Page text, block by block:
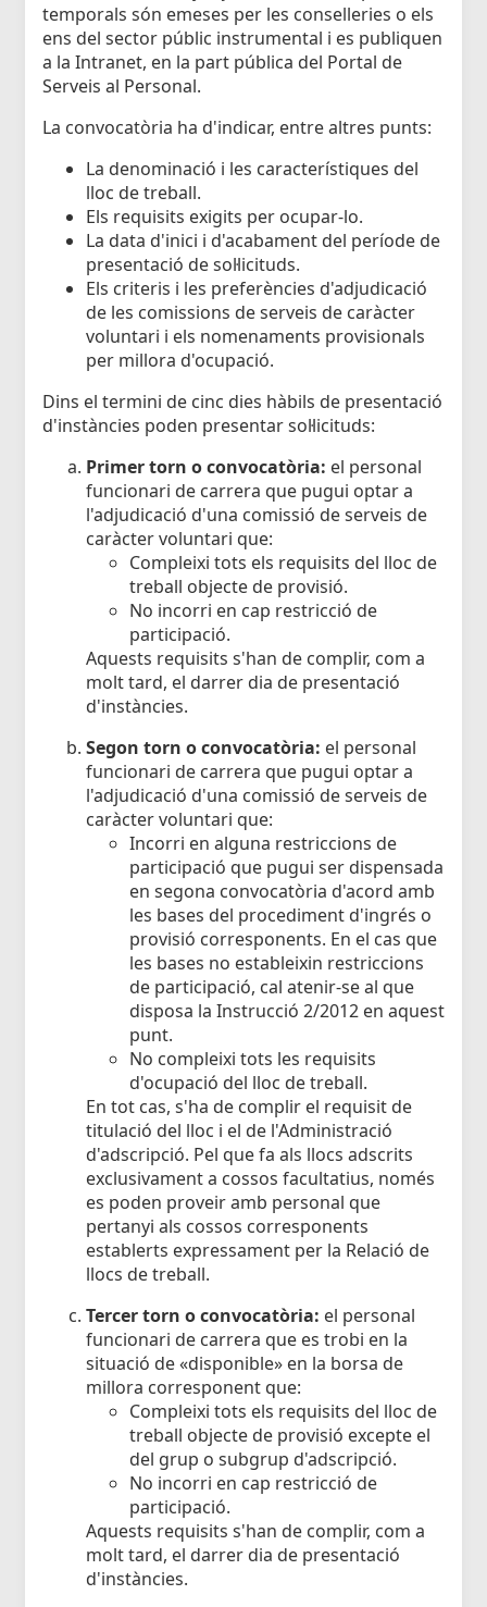
temporals són emeses per les conselleries o els
ens del sector públic instrumental i es publiquen
a la Intranet, en la part pública del Portal de
Serveis al Personal.
La convocatòria ha d'indicar, entre altres punts:
La denominació i les característiques del
lloc de treball.
Els requisits exigits per ocupar-lo.
La data d'inici i d'acabament del període de
presentació de sol·licituds.
Els criteris i les preferències d'adjudicació
de les comissions de serveis de caràcter
voluntari i els nomenaments provisionals
per millora d'ocupació.
Dins el termini de cinc dies hàbils de presentació
d'instàncies poden presentar sol·licituds:
Primer torn o convocatòria: el personal
funcionari de carrera que pugui optar a
l'adjudicació d'una comissió de serveis de
caràcter voluntari que:
Compleixi tots els requisits del lloc de
treball objecte de provisió.
No incorri en cap restricció de
participació.
Aquests requisits s'han de complir, com a
molt tard, el darrer dia de presentació
d'instàncies.
Segon torn o convocatòria: el personal
funcionari de carrera que pugui optar a
l'adjudicació d'una comissió de serveis de
caràcter voluntari que:
Incorri en alguna restriccions de
participació que pugui ser dispensada
en segona convocatòria d'acord amb
les bases del procediment d'ingrés o
provisió corresponents. En el cas que
les bases no estableixin restriccions
de participació, cal atenir-se al que
disposa la Instrucció 2/2012 en aquest
punt.
No compleixi tots les requisits
d'ocupació del lloc de treball.
En tot cas, s'ha de complir el requisit de
titulació del lloc i el de l'Administració
d'adscripció. Pel que fa als llocs adscrits
exclusivament a cossos facultatius, només
es poden proveir amb personal que
pertanyi als cossos corresponents
establerts expressament per la Relació de
llocs de treball.
Tercer torn o convocatòria: el personal
funcionari de carrera que es trobi en la
situació de «disponible» en la borsa de
millora corresponent que:
Compleixi tots els requisits del lloc de
treball objecte de provisió excepte el
del grup o subgrup d'adscripció.
No incorri en cap restricció de
participació.
Aquests requisits s'han de complir, com a
molt tard, el darrer dia de presentació
d'instàncies.